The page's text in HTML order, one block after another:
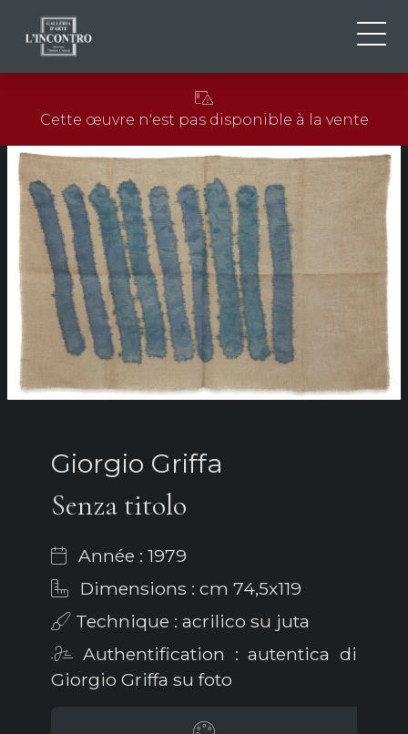
EN
FR
NEWS ED EVENTS
ARTISTES ET ŒUVRES
EXPOSITIONS
CONTACTS
Cette œuvre n'est pas disponible à la vente
Giorgio Griffa
Senza titolo
Année : 1979
Dimensions : cm 74,5x119
Technique : acrilico su juta
Authentification : autentica di
Giorgio Griffa su foto